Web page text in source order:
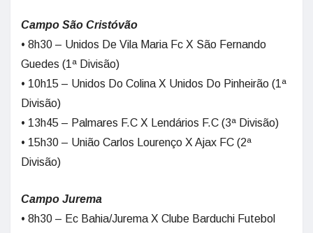
Campo São Cristóvão
• 8h30 – Unidos De Vila Maria Fc X São Fernando
Guedes (1ª Divisão)
• 10h15 – Unidos Do Colina X Unidos Do Pinheirão (1ª
Divisão)
• 13h45 – Palmares F.C X Lendários F.C (3ª Divisão)
• 15h30 – União Carlos Lourenço X Ajax FC (2ª
Divisão)
Campo Jurema
• 8h30 – Ec Bahia/Jurema X Clube Barduchi Futebol